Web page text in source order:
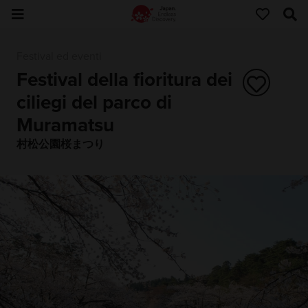
Festival della fioritura dei
ciliegi del parco di
Muramatsu
村松公園桜まつり